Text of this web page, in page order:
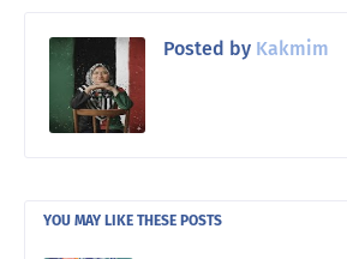
Posted by Kakmim
YOU MAY LIKE THESE POSTS